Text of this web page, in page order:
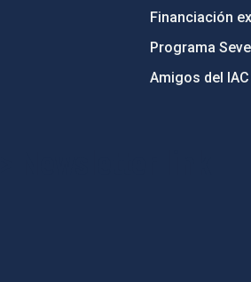
Financiación
Programa
Amigos del IAC